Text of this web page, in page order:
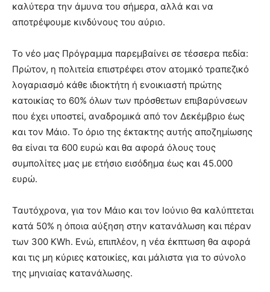
καλύτερα την άμυνα του σήμερα, αλλά και να
αποτρέψουμε κινδύνους του αύριο.
Το νέο μας Πρόγραμμα παρεμβαίνει σε τέσσερα πεδία:
Πρώτον, η πολιτεία επιστρέφει στον ατομικό τραπεζικό
λογαριασμό κάθε ιδιοκτήτη ή ενοικιαστή πρώτης
κατοικίας το 60% όλων των πρόσθετων επιβαρύνσεων
που έχει υποστεί, αναδρομικά από τον Δεκέμβριο έως
και τον Μάιο. Το όριο της έκτακτης αυτής αποζημίωσης
θα είναι τα 600 ευρώ και θα αφορά όλους τους
συμπολίτες μας με ετήσιο εισόδημα έως και 45.000
ευρώ.
Ταυτόχρονα, για τον Μάιο και τον Ιούνιο θα καλύπτεται
κατά 50% η όποια αύξηση στην κατανάλωση και πέραν
των 300 KWh. Ενώ, επιπλέον, η νέα έκπτωση θα αφορά
και τις μη κύριες κατοικίες, και μάλιστα για το σύνολο
της μηνιαίας κατανάλωσης.